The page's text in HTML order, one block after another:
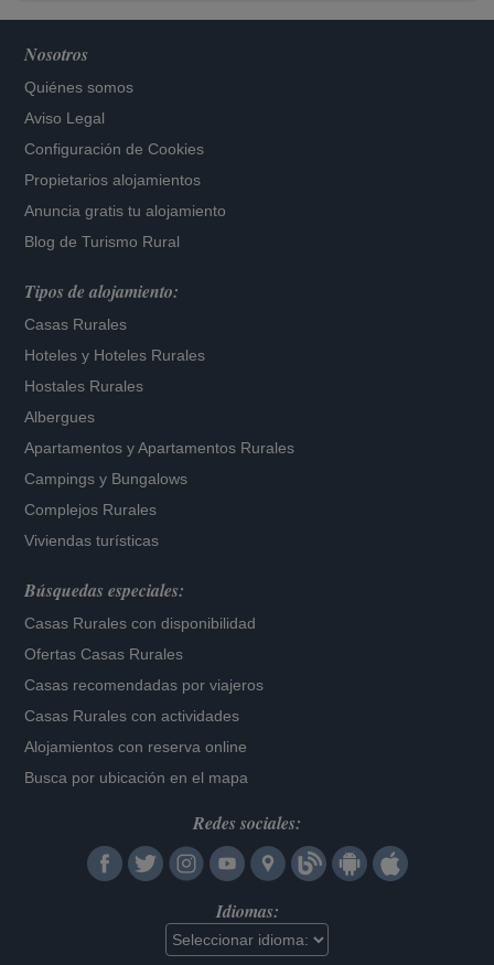
Nosotros
Quiénes somos
Aviso Legal
Configuración de Cookies
Propietarios alojamientos
Anuncia gratis tu alojamiento
Blog de Turismo Rural
Tipos de alojamiento:
Casas Rurales
Hoteles y Hoteles Rurales
Hostales Rurales
Albergues
Apartamentos yApartamentos Rurales
Campings y Bungalows
Complejos Rurales
Viviendas turísticas
Búsquedas especiales:
Casas Rurales con disponibilidad
Ofertas Casas Rurales
Casas recomendadas por viajeros
Casas Rurales con actividades
Alojamientos con reserva online
Busca por ubicación en el mapa
Redes sociales:
Idiomas: